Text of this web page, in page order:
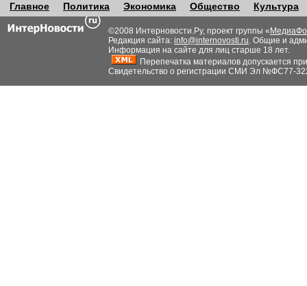
Главное Политика Экономика Общество Культура
©2008 Интерновости.Ру, проект группы «
Редакция сайта: info@internovosti.ru. Общие и
Информация на сайте для лиц старше 18 лет.
Перепечатка материалов допускается
Свидетельство о регистрации СМИ Эл №ФС77-